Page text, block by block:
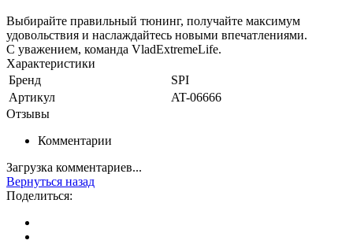
Выбирайте правильный тюнинг, получайте максимум
удовольствия и наслаждайтесь новыми впечатлениями.
С уважением, команда VladExtremeLife.
Характеристики
Бренд
SPI
Артикул
AT-06666
Отзывы
Комментарии
Загрузка комментариев...
Вернуться назад
Поделиться: